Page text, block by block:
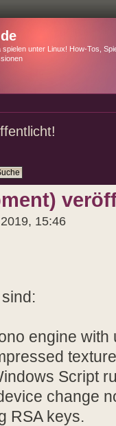
unter Linux! How-Tos,
15:46
engine with
Script
change
RSA keys.